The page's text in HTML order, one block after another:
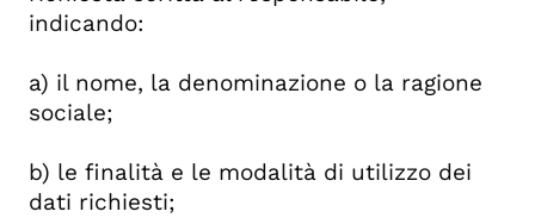
indicando:
a) il nome, la denominazione o la ragione
sociale;
b) le finalità e le modalità di utilizzo dei
dati richiesti;